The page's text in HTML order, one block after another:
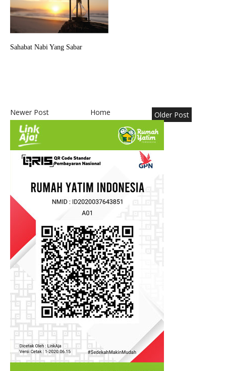
Sahabat Nabi Yang Sabar
Newer Post Older Post
Home